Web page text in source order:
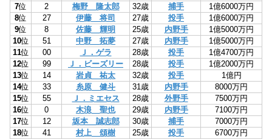
7位 2 梅野 隆太郎 32歳 捕手
1億6000万円
8位 27 伊藤 将司 27歳 投手
1億6000万円
9位 8 佐藤 輝明 25歳 内野手
1億5000万円
10位 51 中野 拓夢 27歳 内野手
1億5000万円
11位 00 Ｊ．ゲラ 28歳 投手
1億4700万円
12位 99 Ｊ．ビーズリー 28歳 投手
1億2000万円
13位 14 岩貞 祐太 32歳 投手
1億円
14位 33 糸原 健斗 31歳 内野手
8000万円
15位 55 Ｊ．ミエセス 28歳 外野手
7500万円
16位 0 木浪 聖也 29歳 内野手
7100万円
17位 12 坂本 誠志郎 30歳 捕手
7000万円
18位 41 村上 頌樹 25歳 投手
6700万円